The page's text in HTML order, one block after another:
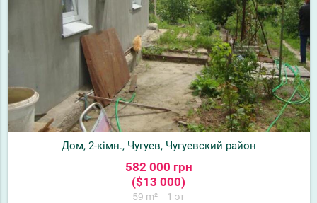
Дом, 2-кімн., Чугуев, Чугуевский район
582 000 грн
($13 000)
59 m² 1 эт